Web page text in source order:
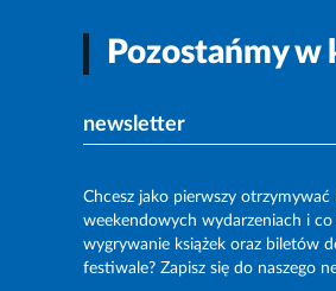
Pozostańmy w
newsletter
Chcesz jako pierwszy
weekendowych wydarzeniach i co
wygrywanie książek oraz biletów
festiwale? Zapisz się do naszego